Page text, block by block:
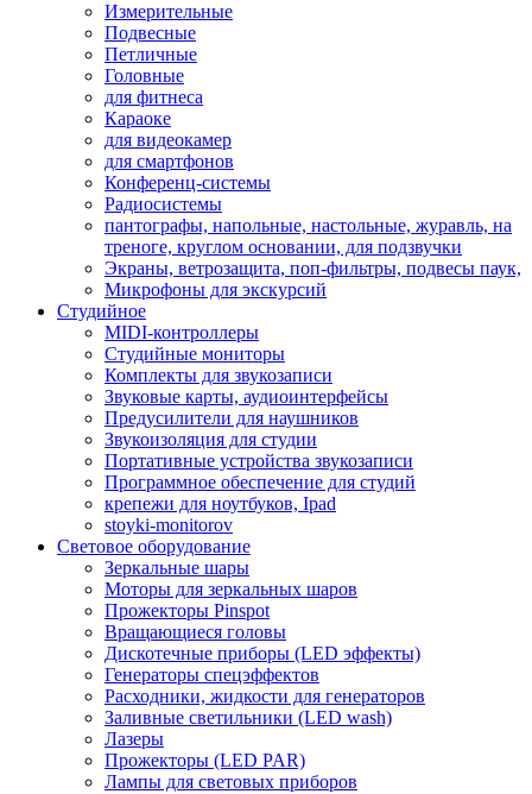
Измерительные
Подвесные
Петличные
Головные
для фитнеса
Караоке
для видеокамер
для смартфонов
Конференц-системы
Радиосистемы
пантографы, напольные, настольные, журавль, на
треноге, круглом основании, для подзвучки
Экраны, ветрозащита, поп-фильтры, подвесы паук,
Микрофоны для экскурсий
Студийное
MIDI-контроллеры
Студийные мониторы
Комплекты для звукозаписи
Звуковые карты, аудиоинтерфейсы
Предусилители для наушников
Звукоизоляция для студии
Портативные устройства звукозаписи
Программное обеспечение для студий
крепежи для ноутбуков, Ipad
stoyki-monitorov
Световое оборудование
Зеркальные шары
Моторы для зеркальных шаров
Прожекторы Pinspot
Вращающиеся головы
Дискотечные приборы (LED эффекты)
Генераторы спецэффектов
Расходники, жидкости для генераторов
Заливные светильники (LED wash)
Лазеры
Прожекторы (LED PAR)
Лампы для световых приборов